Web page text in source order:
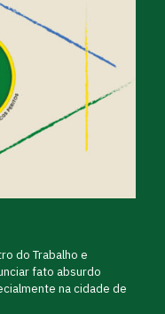
do Trabalho e
fato absurdo
na cidade de